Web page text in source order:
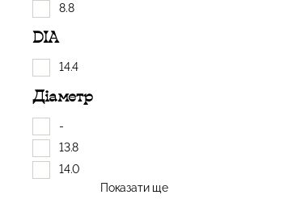
8.8
DIA
14.4
Діаметр
-
13.8
14.0
Показати ще